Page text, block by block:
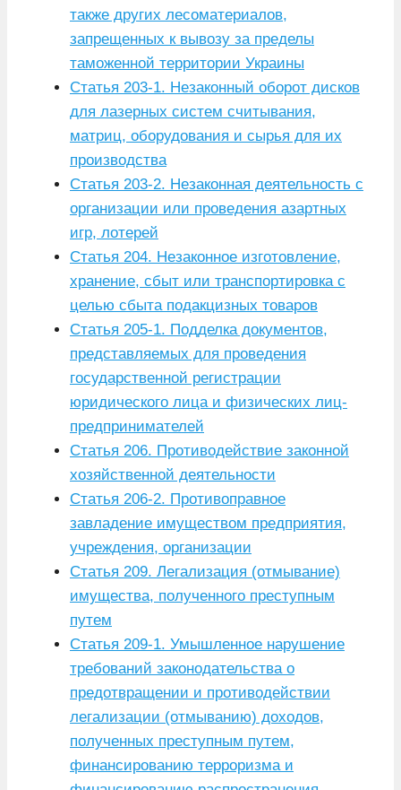
также других лесоматериалов,
запрещенных к вывозу за пределы
таможенной территории Украины
Статья 203-1. Незаконный оборот дисков
для лазерных систем считывания,
матриц, оборудования и сырья для их
производства
Статья 203-2. Незаконная деятельность с
организации или проведения азартных
игр, лотерей
Статья 204. Незаконное изготовление,
хранение, сбыт или транспортировка с
целью сбыта подакцизных товаров
Статья 205-1. Подделка документов,
представляемых для проведения
государственной регистрации
юридического лица и физических лиц-
предпринимателей
Статья 206. Противодействие законной
хозяйственной деятельности
Статья 206-2. Противоправное
завладение имуществом предприятия,
учреждения, организации
Статья 209. Легализация (отмывание)
имущества, полученного преступным
путем
Статья 209-1. Умышленное нарушение
требований законодательства о
предотвращении и противодействии
легализации (отмыванию) доходов,
полученных преступным путем,
финансированию терроризма и